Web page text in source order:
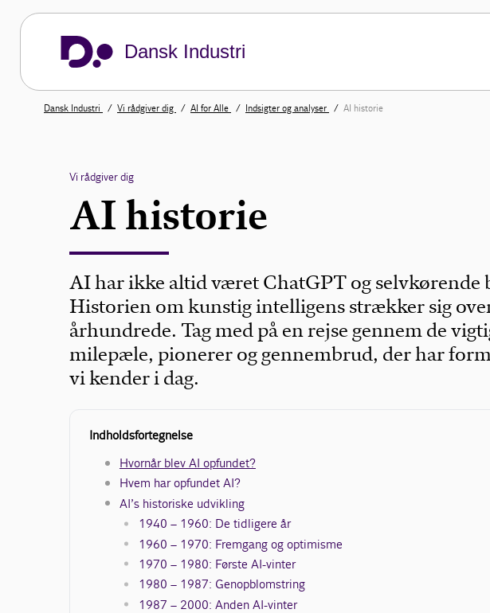
Dansk Industri
Dansk Industri Vi rådgiver dig AI for Alle Indsigter og analyser AI historie
Vi rådgiver dig
AI historie
AI har ikke altid været ChatGPT og selvkørende
Historien om kunstig intelligens strækker sig
århundrede. Tag med på en rejse gennem de
milepæle, pionerer og gennembrud, der har
vi kender i dag.
Indholdsfortegnelse
Hvornår blev AI opfundet?
Hvem har opfundet AI?
AI’s historiske udvikling
1940 – 1960: De tidligere år
1960 – 1970: Fremgang og optimisme
1970 – 1980: Første AI-vinter
1980 – 1987: Genopblomstring
1987 – 2000: Anden AI-vinter